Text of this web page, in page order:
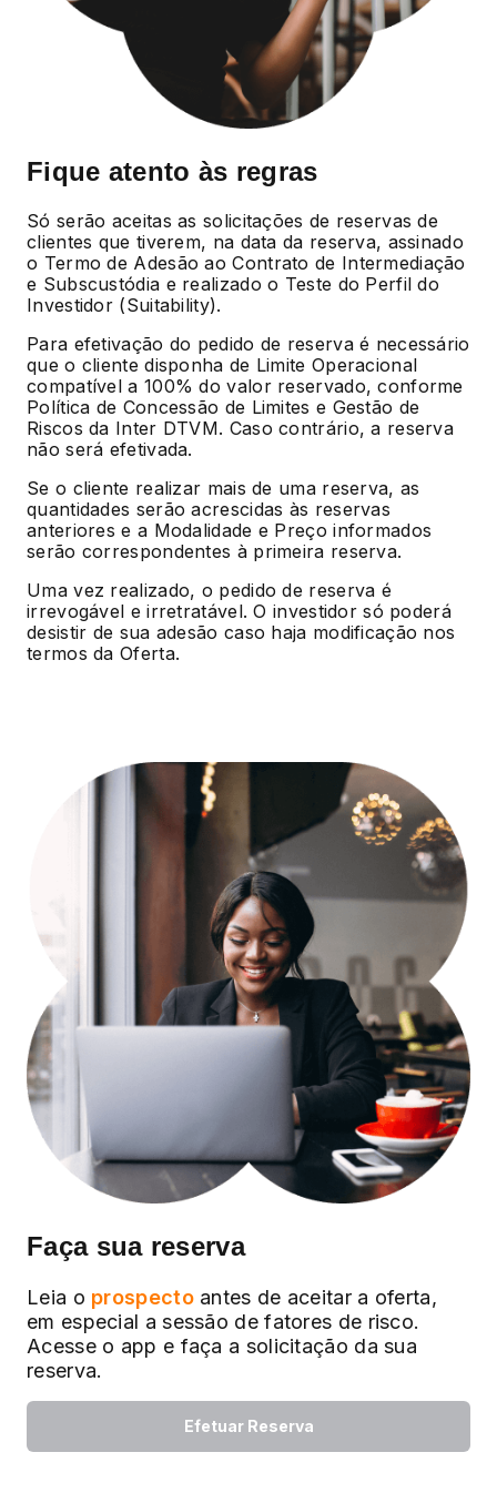
Fique atento às regras
Só serão aceitas as solicitações de reservas de
clientes que tiverem, na data da reserva, assinado
o Termo de Adesão ao Contrato de Intermediação
e Subscustódia e realizado o Teste do Perfil do
Investidor (Suitability).
Para efetivação do pedido de reserva é necessário
que o cliente disponha de Limite Operacional
compatível a 100% do valor reservado, conforme
Política de Concessão de Limites e Gestão de
Riscos da Inter DTVM. Caso contrário, a reserva
não será efetivada.
Se o cliente realizar mais de uma reserva, as
quantidades serão acrescidas às reservas
anteriores e a Modalidade e Preço informados
serão correspondentes à primeira reserva.
Uma vez realizado, o pedido de reserva é
irrevogável e irretratável. O investidor só poderá
desistir de sua adesão caso haja modificação nos
termos da Oferta.
Faça sua reserva
Leia o prospecto antes de aceitar a oferta,
em especial a sessão de fatores de risco.
Acesse o app e faça a solicitação da sua
reserva.
Efetuar Reserva